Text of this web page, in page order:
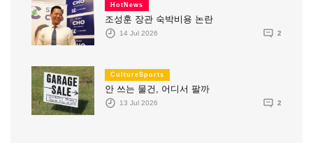
HotNews
조성훈 장관 숙박비용 논란
14 Jul 2026 2
CultureSports
안 쓰는 물건, 어디서 팔까
13 Jul 2026 2